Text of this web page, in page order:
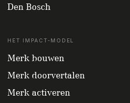
Den Bosch
HET IMPACT-MODEL
Merk bouwen
Merk doorvertalen
Merk activeren